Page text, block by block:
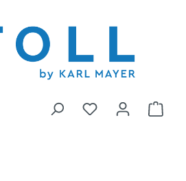
0 istek listesi